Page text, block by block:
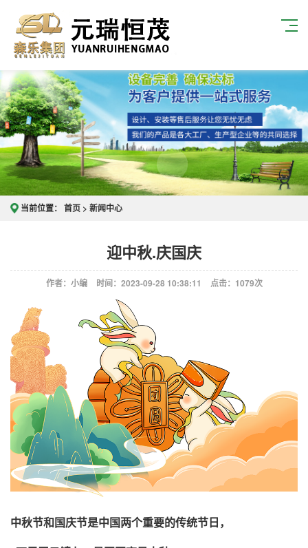
当前位置： 首页 > 新闻中心
迎中秋.庆国庆
作者：小编 时间：2023-09-28 10:38:11 点击： 1079次
中秋节和国庆节是中国两个重要的传统节日，